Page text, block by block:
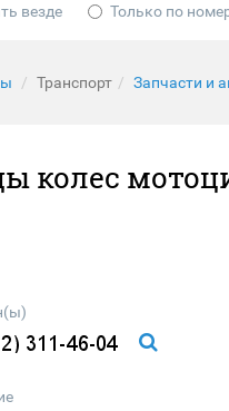
везде Только по
Транспорт Запчасти и
колес